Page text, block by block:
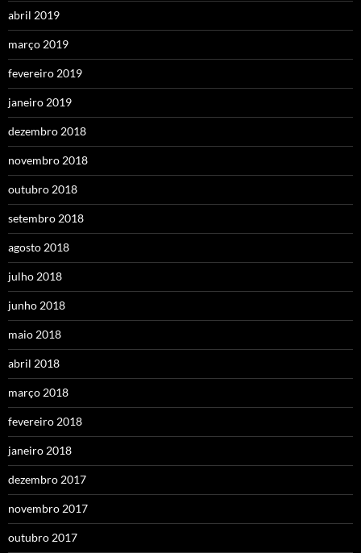
abril 2019
março 2019
fevereiro 2019
janeiro 2019
dezembro 2018
novembro 2018
outubro 2018
setembro 2018
agosto 2018
julho 2018
junho 2018
maio 2018
abril 2018
março 2018
fevereiro 2018
janeiro 2018
dezembro 2017
novembro 2017
outubro 2017